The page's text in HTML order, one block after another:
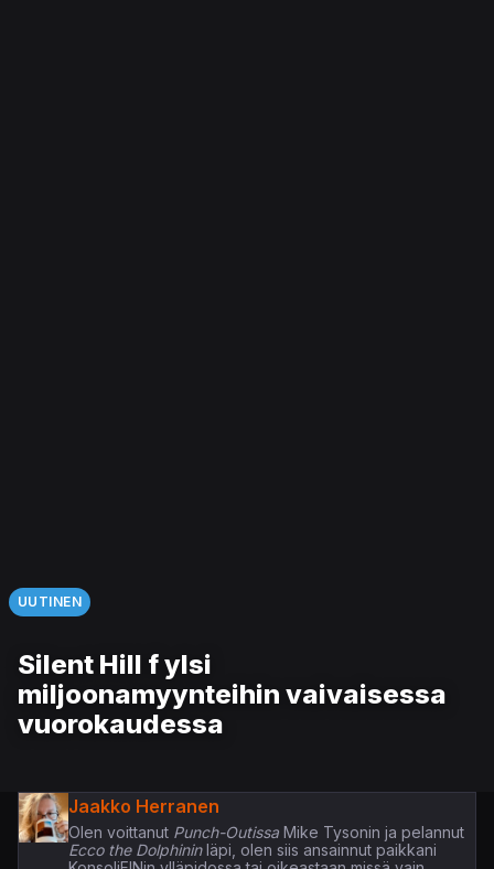
UUTINEN
Silent Hill f ylsi
miljoonamyynteihin vaivaisessa
vuorokaudessa
Jaakko Herranen
Olen voittanutPunch-OutissaMike Tysonin ja pelannut
Ecco the Dolphininläpi, olen siis ansainnut paikkani